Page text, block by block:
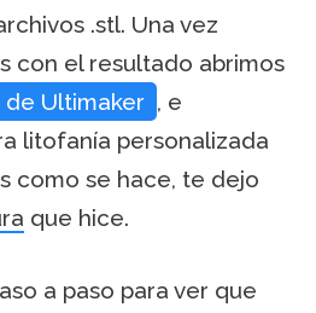
.stl. Una vez
con el resultado abrimos
de Ultimaker , e
litofanía personalizada
como se hace, te dejo
que hice.
a paso para ver que